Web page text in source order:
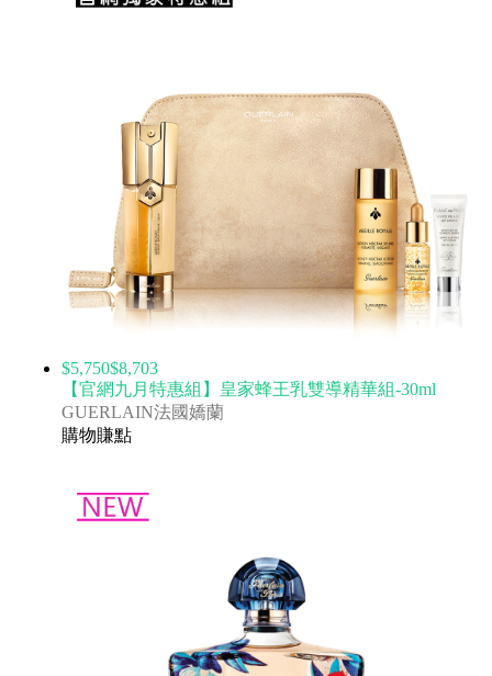
$5,750$8,703
【官網九月特惠組】皇家蜂王乳雙導精華組-30ml
GUERLAIN法國嬌蘭
購物賺點